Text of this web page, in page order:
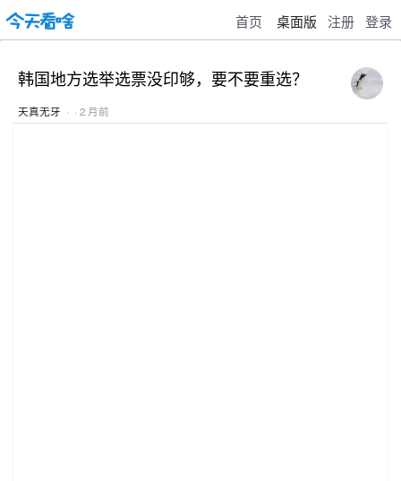
首页 桌面版 注册 登录
韩国地方选举选票没印够，要不要重选？
天真无牙 · · 2 月前